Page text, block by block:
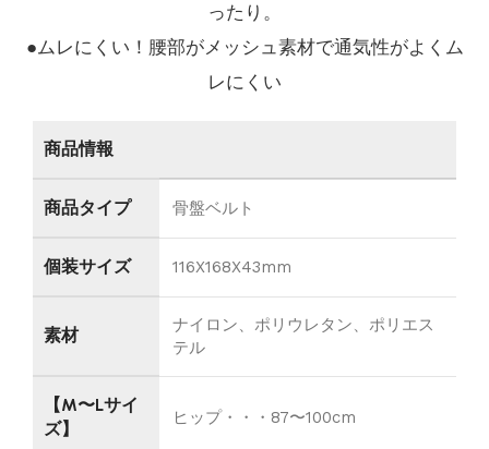
ったり。
●ムレにくい！腰部がメッシュ素材で通気性がよくム
レにくい
商品情報
商品タイプ 骨盤ベルト
個装サイズ 116X168X43mm
素材
ナイロン、ポリウレタン、ポリエス
テル
【M〜Lサイ
ズ】
ヒップ・・・87〜100cm